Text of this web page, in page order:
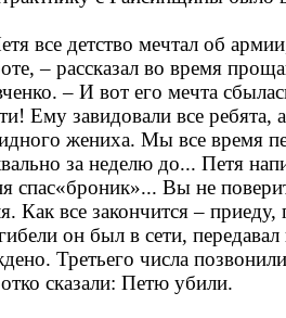
все детство мечтал об
– рассказал во время
– И вот его мечта
Ему завидовали все ребята,
жениха. Мы все время
за неделю до... Петя
спас«броник»... Вы не
Как все закончится –
он был в сети,
Третьего числа
сказали: Петю убили.